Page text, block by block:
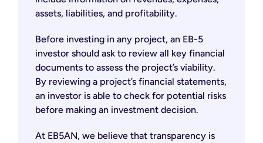
assets, liabilities, and profitability.
Before investing in any project, an EB-5
investor should ask to review all key financial
documents to assess the project’s viability.
By reviewing a project’s financial statements,
an investor is able to check for potential risks
before making an investment decision.
At EB5AN, we believe that transparency is